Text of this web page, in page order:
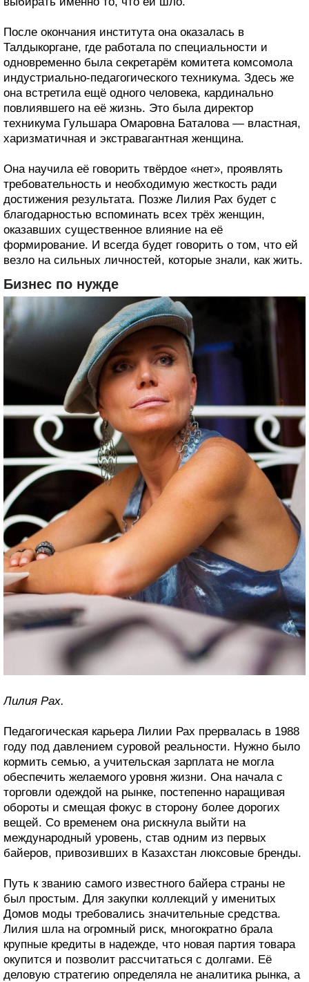
После окончания института она оказалась в
Талдыкоргане, где работала по специальности и
одновременно была секретарём комитета комсомола
индустриально-педагогического техникума. Здесь же
она встретила ещё одного человека, кардинально
повлиявшего на её жизнь. Это была директор
техникума Гульшара Омаровна Баталова — властная,
харизматичная и экстравагантная женщина.
Она научила её говорить твёрдое «нет», проявлять
требовательность и необходимую жесткость ради
достижения результата. Позже Лилия Рах будет с
благодарностью вспоминать всех трёх женщин,
оказавших существенное влияние на её
формирование. И всегда будет говорить о том, что ей
везло на сильных личностей, которые знали, как жить.
Бизнес по нужде
Лилия Рах.
Педагогическая карьера Лилии Рах прервалась в 1988
году под давлением суровой реальности. Нужно было
кормить семью, а учительская зарплата не могла
обеспечить желаемого уровня жизни. Она начала с
торговли одеждой на рынке, постепенно наращивая
обороты и смещая фокус в сторону более дорогих
вещей. Со временем она рискнула выйти на
международный уровень, став одним из первых
байеров, привозивших в Казахстан люксовые бренды.
Путь к званию самого известного байера страны не
был простым. Для закупки коллекций у именитых
Домов моды требовались значительные средства.
Лилия шла на огромный риск, многократно брала
крупные кредиты в надежде, что новая партия товара
окупится и позволит рассчитаться с долгами. Её
деловую стратегию определяла не аналитика рынка, а